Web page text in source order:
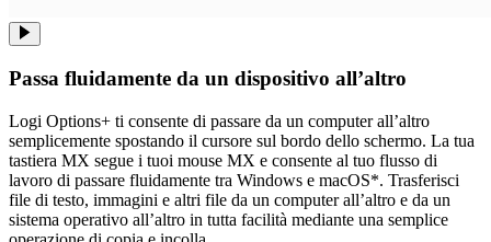
Passa fluidamente da un dispositivo all’altro
Logi Options+ ti consente di passare da un computer all’altro
semplicemente spostando il cursore sul bordo dello schermo. La tua
tastiera MX segue i tuoi mouse MX e consente al tuo flusso di
lavoro di passare fluidamente tra Windows e macOS*. Trasferisci
file di testo, immagini e altri file da un computer all’altro e da un
sistema operativo all’altro in tutta facilità mediante una semplice